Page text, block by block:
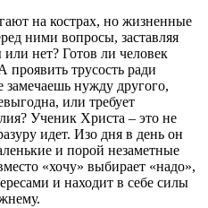
на кострах, но жизненные
ними вопросы, заставляя
или нет? Готов ли человек
проявить трусость ради
нужду другого,
или требует
Ученик Христа – это не
идет. Изо дня в день он
и порой незаметные
«хочу» выбирает «надо»,
и находит в себе силы